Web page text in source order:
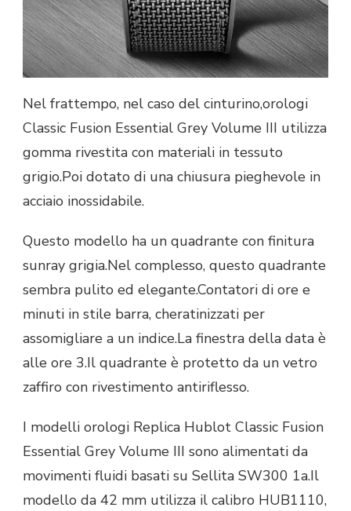
Nel frattempo, nel caso del cinturino,orologi
Classic Fusion Essential Grey Volume III utilizza
gomma rivestita con materiali in tessuto
grigio.Poi dotato di una chiusura pieghevole in
acciaio inossidabile.
Questo modello ha un quadrante con finitura
sunray grigia.Nel complesso, questo quadrante
sembra pulito ed elegante.Contatori di ore e
minuti in stile barra, cheratinizzati per
assomigliare a un indice.La finestra della data è
alle ore 3.Il quadrante è protetto da un vetro
zaffiro con rivestimento antiriflesso.
I modelli orologi Replica Hublot Classic Fusion
Essential Grey Volume III sono alimentati da
movimenti fluidi basati su Sellita SW300 1a.Il
modello da 42 mm utilizza il calibro HUB1110,